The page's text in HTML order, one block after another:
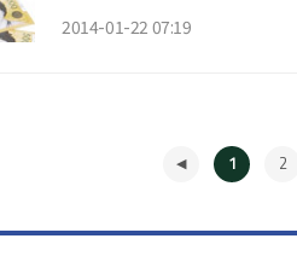
2014-01-22 07:19
1 2